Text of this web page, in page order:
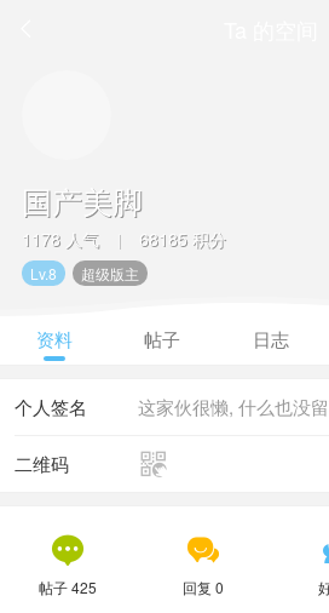
国产美脚
1178 人气 | 68185 积分
Lv.8 超级版主
资料 帖子 日志
这家伙很懒, 什么也没
个人签名

二维码

帖子 425

回复 0